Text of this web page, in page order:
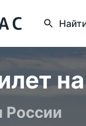
России